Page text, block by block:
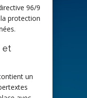
96/9
protection
et
un